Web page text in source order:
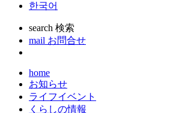
한국어
search 検索
mail お問合せ
home
お知らせ
ライフイベント
くらしの情報